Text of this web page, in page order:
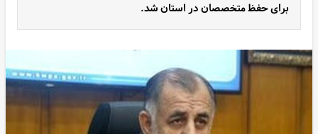
برای حفظ متخصصان در استان شد.